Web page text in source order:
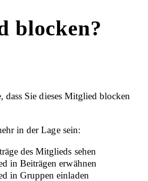
blocken?
dass Sie dieses Mitglied blocken
in der Lage sein:
des Mitglieds sehen
in Beiträgen erwähnen
in Gruppen einladen